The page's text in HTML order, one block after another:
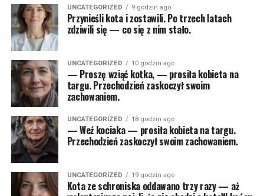
UNCATEGORIZED 9 godzin ago
Przynieśli kota i zostawili. Po trzech latach
zdziwili się — co się z nim stało.
UNCATEGORIZED 10 godzin ago
— Proszę wziąć kotka, — prosiła kobieta na
targu. Przechodzień zaskoczył swoim
zachowaniem.
UNCATEGORIZED 18 godzin ago
— Weź kociaka — prosiła kobieta na targu.
Przechodzień zaskoczył swoim zachowaniem.
UNCATEGORIZED 19 godzin ago
Kota ze schroniska oddawano trzy razy — aż